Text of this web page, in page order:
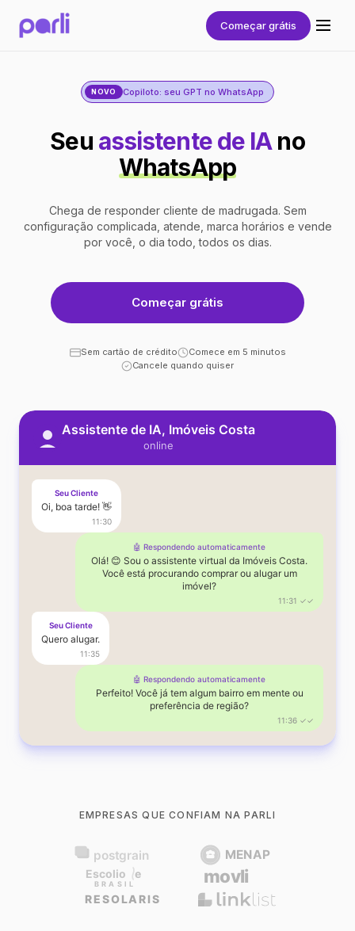
Começar grátis
NOVO Copiloto: seu GPT no WhatsApp
Seu assistente de IAno
WhatsApp
Chega de responder cliente de madrugada. Sem
configuração complicada, atende, marca horários e vende
por você, o dia todo, todos os dias.
Começar grátis
Sem cartão de crédito
Comece em 5 minutos
Cancele quando quiser
Assistente de IA, Imóveis Costa
online
Seu Cliente
Oi, boa tarde! 👋
11:30
🤖 Respondendo automaticamente
Olá! 😊 Sou o assistente virtual da Imóveis Costa.
Você está procurando comprar ou alugar um
imóvel?
11:31 ✓✓
Seu Cliente
Quero alugar.
11:35
🤖 Respondendo automaticamente
Perfeito! Você já tem algum bairro em mente ou
preferência de região?
11:36 ✓✓
EMPRESAS QUE CONFIAM NA PARLI